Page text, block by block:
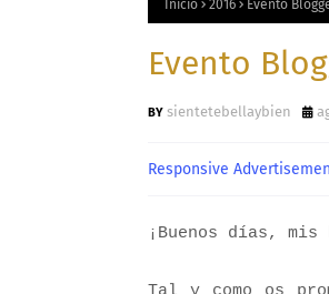
Inicio 2016 Evento
Evento
sientetebellaybien
Responsive
¡Buenos días, mis